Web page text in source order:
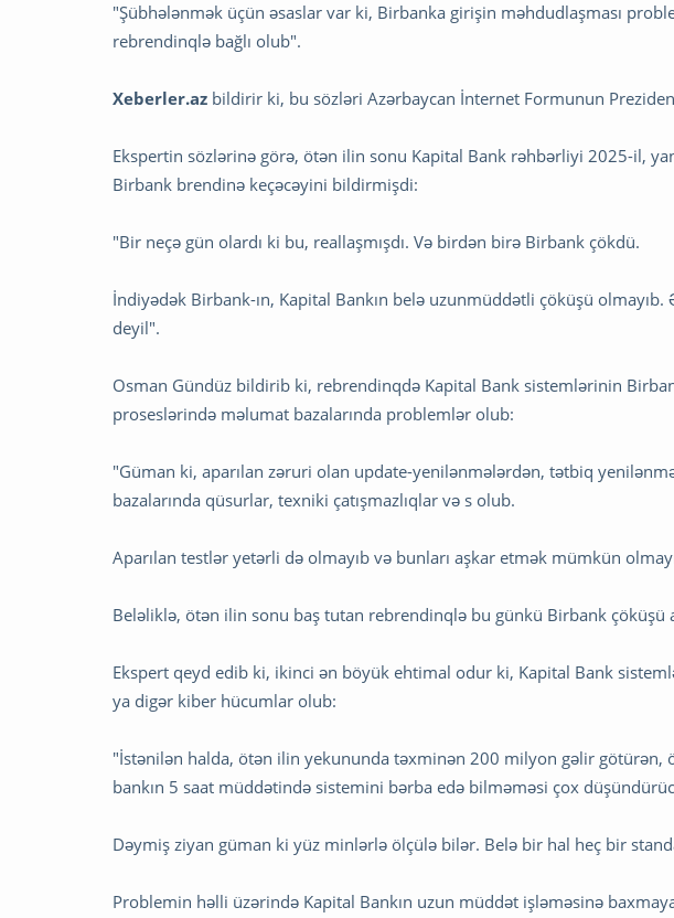
"Şübhələnmək üçün əsaslar var ki, Birbanka girişin məhdudlaşması
rebrendinqlə bağlı olub".
Xeberler.az bildirir ki, bu sözləri Azərbaycan İnternet Formunun
Ekspertin sözlərinə görə, ötən ilin sonu Kapital Bank rəhbərliyi 2025-il,
Birbank brendinə keçəcəyini bildirmişdi:
"Bir neçə gün olardı ki bu, reallaşmışdı. Və birdən birə Birbank çökdü.
İndiyədək Birbank-ın, Kapital Bankın belə uzunmüddətli çöküşü
deyil".
Osman Gündüz bildirib ki, rebrendinqdə Kapital Bank sistemlərinin
proseslərində məlumat bazalarında problemlər olub:
"Güman ki, aparılan zəruri olan update-yenilənmələrdən, tətbiq
bazalarında qüsurlar, texniki çatışmazlıqlar və s olub.
Aparılan testlər yetərli də olmayıb və bunları aşkar etmək mümkün
Beləliklə, ötən ilin sonu baş tutan rebrendinqlə bu günkü Birbank çöküşü
Ekspert qeyd edib ki, ikinci ən böyük ehtimal odur ki, Kapital Bank
ya digər kiber hücumlar olub:
"İstənilən halda, ötən ilin yekununda təxminən 200 milyon gəlir götürən,
bankın 5 saat müddətində sistemini bərba edə bilməməsi çox
Dəymiş ziyan güman ki yüz minlərlə ölçülə bilər. Belə bir hal heç bir
Problemin həlli üzərində Kapital Bankın uzun müddət işləməsinə